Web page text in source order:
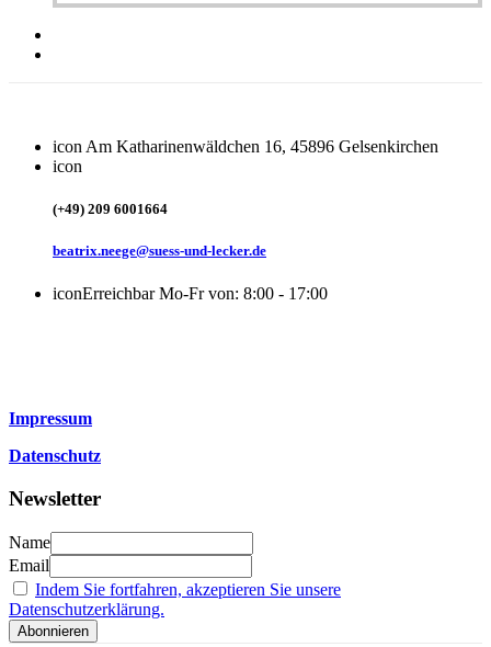
icon Am Katharinenwäldchen 16, 45896 Gelsenkirchen
icon
(+49) 209 6001664
beatrix.neege@suess-und-lecker.de
iconErreichbar Mo-Fr von: 8:00 - 17:00
Impressum
Datenschutz
Newsletter
Name
Email
Indem Sie fortfahren, akzeptieren Sie unsere
Datenschutzerklärung.